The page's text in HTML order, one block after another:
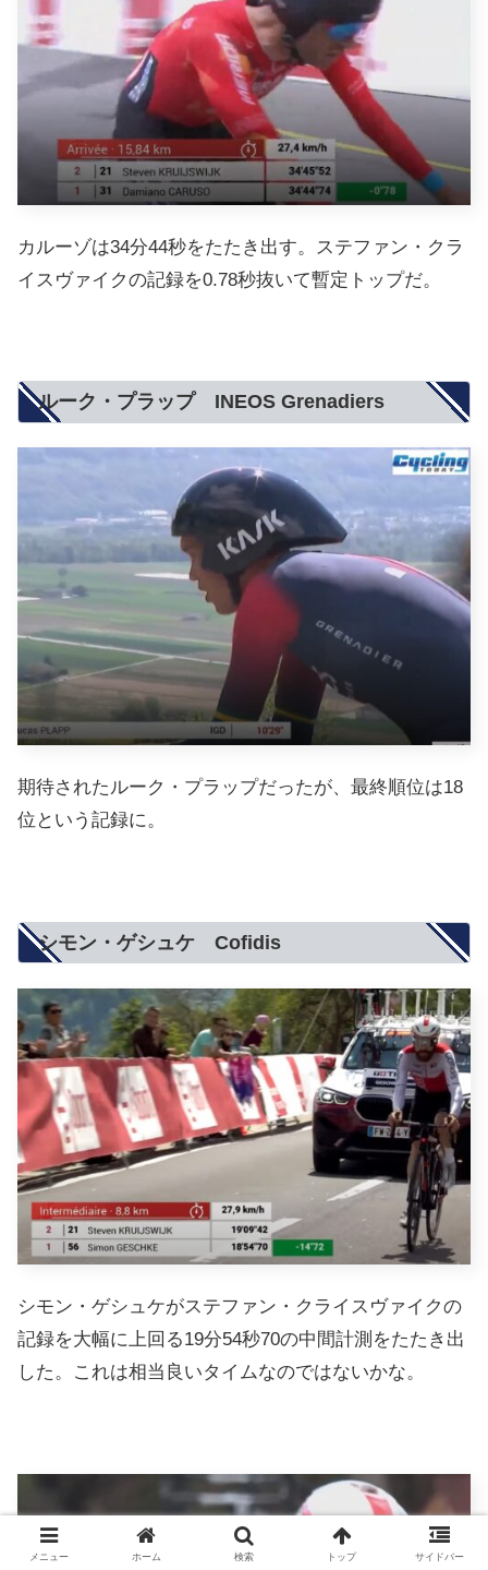
カルーゾは34分44秒をたたき出す。ステファン・クラ
イスヴァイクの記録を0.78秒抜いて暫定トップだ。
ルーク・プラップ INEOS Grenadiers
期待されたルーク・プラップだったが、最終順位は18
位という記録に。
シモン・ゲシュケ Cofidis
シモン・ゲシュケがステファン・クライスヴァイクの
記録を大幅に上回る19分54秒70の中間計測をたたき出
した。これは相当良いタイムなのではないかな。
メニュー ホーム 検索 トップ サイドバー